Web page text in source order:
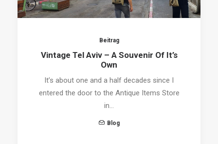
Beitrag
Vintage Tel Aviv – A Souvenir Of It’s
Own
It’s about one and a half decades since I
entered the door to the Antique Items Store
in…
Blog